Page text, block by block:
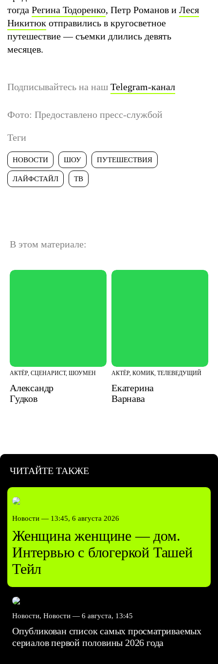
тогда Регина Тодоренко, Петр Романов и Леся
Никитюк отправились в кругосветное
путешествие — съемки длились девять
месяцев.
Подписывайтесь на наш Telegram-канал
Фото: Предоставлено пресс-службой
Теги
НОВОСТИ ШОУ ПУТЕШЕСТВИЯ
ЛАЙФСТАЙЛ ТВ
В этом материале:
АКТЁР, СЦЕНАРИСТ, ШОУМЕН
Александр
Гудков
АКТЁР, КОМИК, ТЕЛЕВЕДУЩИЙ
Екатерина
Варнава
ЧИТАЙТЕ ТАКЖЕ
Новости — 13:45, 6 августа 2026
Женщина женщине — дом.
Интервью с блогеркой Ташей
Тейл
Новости, Новости — 6 августа, 13:45
Опубликован список самых просматриваемых
сериалов первой половины 2026 года